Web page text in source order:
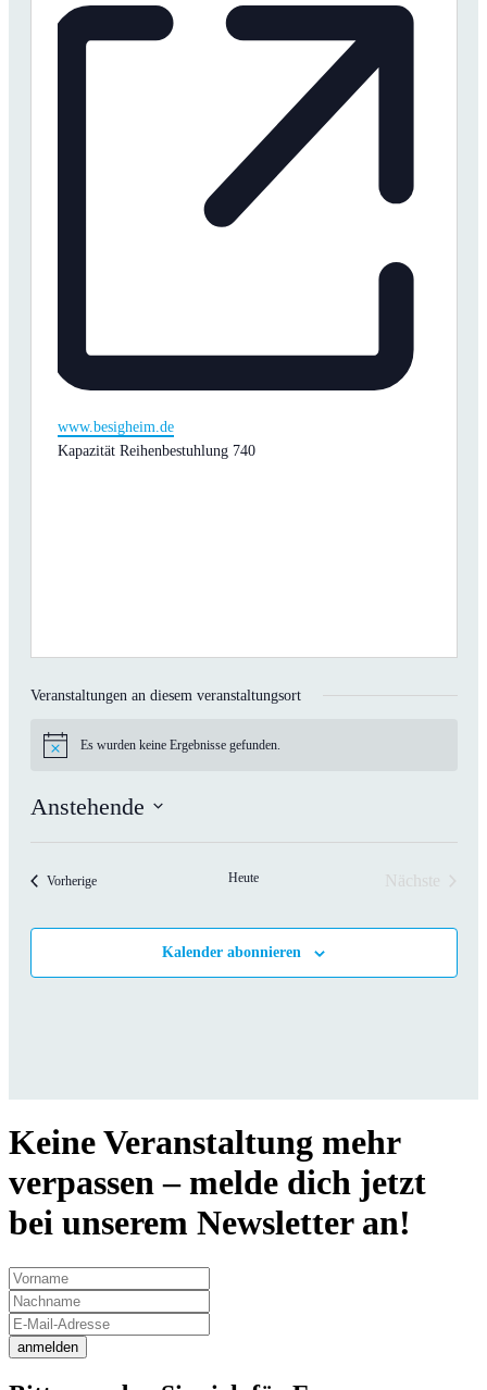
Webseite
www.besigheim.de
Kapazität Reihenbestuhlung 740
Veranstaltungen an diesem veranstaltungsort
HinweisEs wurden keine Ergebnisse gefunden.
Anstehende
VorherigeVeranstaltungen Heute
Nächste
Kalender abonnieren
Keine Veranstaltung mehr
verpassen – melde dich jetzt
bei unserem Newsletter an!
anmelden